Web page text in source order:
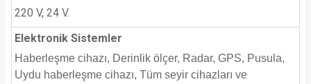
220 V, 24 V.
Elektronik Sistemler
Haberleşme cihazı, Derinlik ölçer, Radar, GPS, Pusula,
Uydu haberleşme cihazı, Tüm seyir cihazları ve